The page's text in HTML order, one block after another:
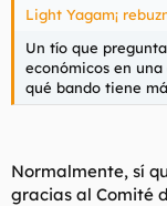
Light Yagam¡
Un tío que
económicos en
qué bando tiene
Normalmente, sí
gracias al Comité